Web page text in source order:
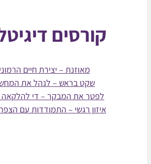
קורסים דיגיטליים
מאוזנת – יצירת חיים הרמוניים
שקט בראש – לנהל את המחשבות
לפטר את המבקר – די להלקאה עצמית
איזון רגשי – התמודדות עם הצפה רגשית